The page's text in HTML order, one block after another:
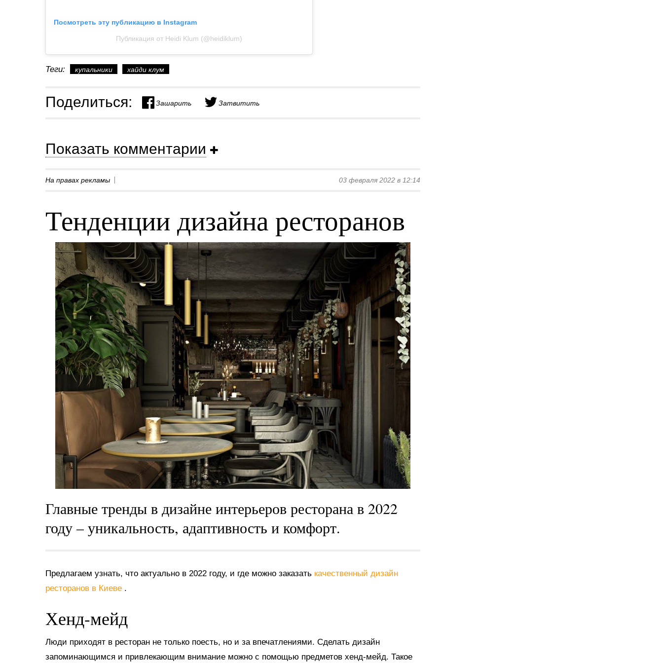
Посмотреть эту публикацию в Instagram
Публикация от Heidi Klum (@heidiklum)
Теги: купальники хайди клум
Поделиться: Зашарить Затвитить
Показать комментарии
На правах рекламы 03 февраля 2022 в 12:14
Тенденции дизайна ресторанов
Главные тренды в дизайне интерьеров ресторана в 2022
году – уникальность, адаптивность и комфорт.
Предлагаем узнать, что актуально в 2022 году, и где можно заказать качественный дизайн
ресторанов в Киеве .
Хенд-мейд
Люди приходят в ресторан не только поесть, но и за впечатлениями. Сделать дизайн
запоминающимся и привлекающим внимание можно с помощью предметов хенд-мейд. Такое